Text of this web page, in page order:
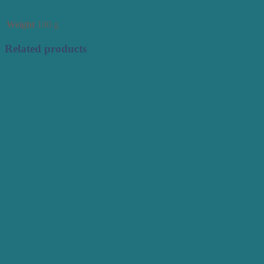
Weight 100 g
Related products